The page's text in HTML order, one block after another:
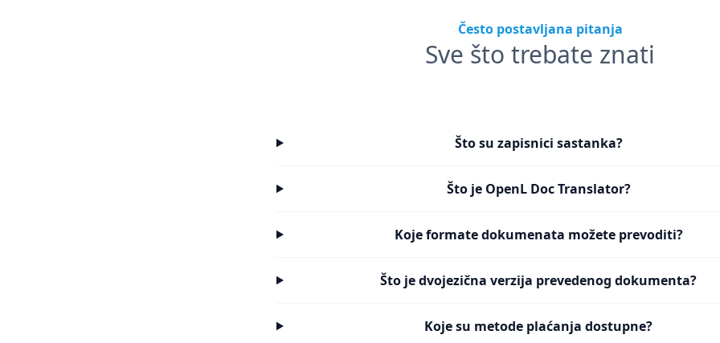
Često postavljana pitanja
Sve što trebate znati
Što su zapisnici sastanka?
Što je OpenL Doc Translator?
Koje formate dokumenata možete prevoditi?
Što je dvojezična verzija prevedenog dokumenta?
Koje su metode plaćanja dostupne?